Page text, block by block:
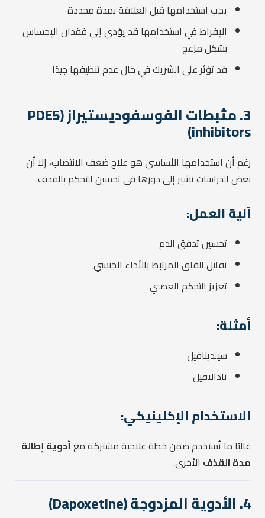
يجب استخدامها قبل العلاقة بمدة محددة
الإفراط في استخدامها قد يؤدي إلى فقدان الإحساس
بشكل مزعج
قد تؤثر على الشريك في حال عدم تنظيفها جيدًا
3. مثبطات الفوسفوديستيراز (PDE5
inhibitors)
رغم أن استخدامها الأساسي هو علاج ضعف الانتصاب، إلا أن
بعض الدراسات تشير إلى دورها في تحسين التحكم بالقذف.
آلية العمل:
تحسين تدفق الدم
تقليل القلق المرتبط بالأداء الجنسي
تعزيز التحكم العصبي
أمثلة:
سيلدينافيل
تادالافيل
الاستخدام الإكلينيكي:
غالبًا ما تُستخدم ضمن خطة علاجية مشتركة معأدوية إطالة
مدة القذف الأخرى.
4. الأدوية المزدوجة (Dapoxetine)